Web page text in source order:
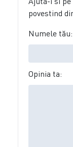
povestind
Numele tău:
Opinia ta: